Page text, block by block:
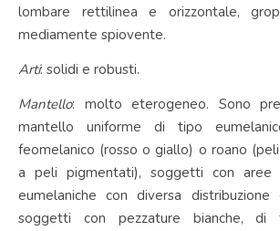
lombare rettilinea e orizzontale,
mediamente spiovente.
Arti: solidi e robusti.
Mantello: molto eterogeneo. Sono
mantello uniforme di tipo
feomelanico (rosso o giallo) o roano
a peli pigmentati), soggetti con aree
eumelaniche con diversa
soggetti con pezzature bianche,